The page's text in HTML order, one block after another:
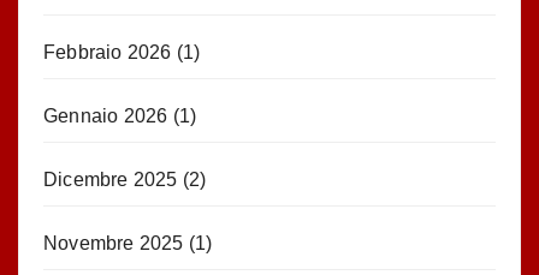
Febbraio 2026 (1)
Gennaio 2026 (1)
Dicembre 2025 (2)
Novembre 2025 (1)